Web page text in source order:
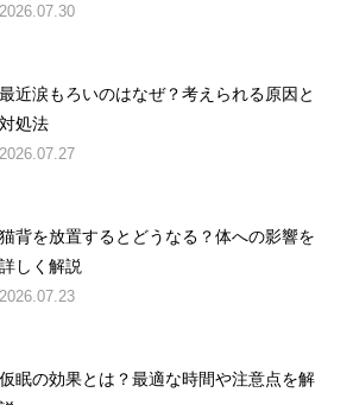
2026.07.30
最近涙もろいのはなぜ？考えられる原因と
対処法
2026.07.27
猫背を放置するとどうなる？体への影響を
詳しく解説
2026.07.23
仮眠の効果とは？最適な時間や注意点を解